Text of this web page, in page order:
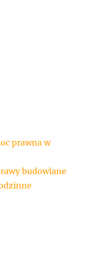
prawna w
budowlane